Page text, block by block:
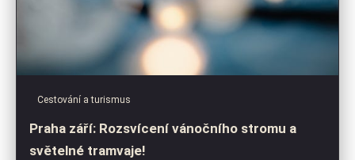
Cestování a turismus
Praha září: Rozsvícení vánočního stromu a
světelné tramvaje!